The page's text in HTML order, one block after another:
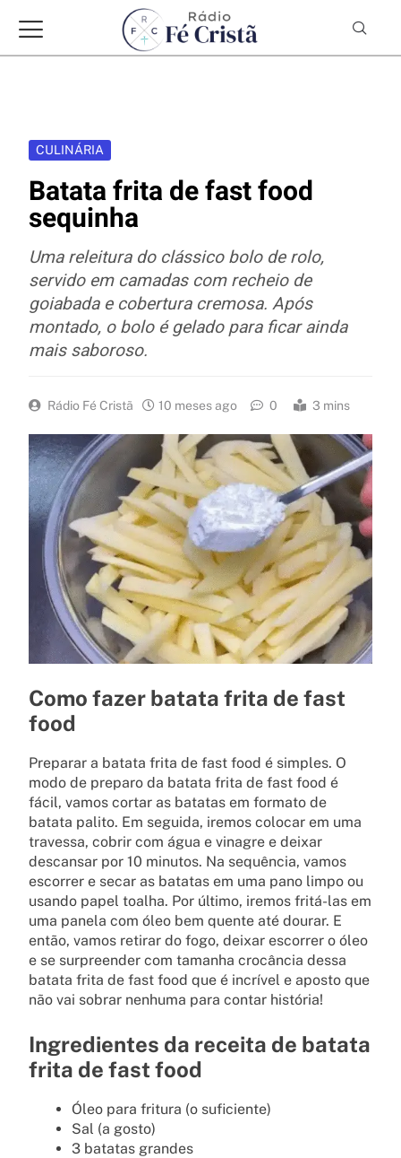
CULINÁRIA
Batata frita de fast food
sequinha
Uma releitura do clássico bolo de rolo,
servido em camadas com recheio de
goiabada e cobertura cremosa. Após
montado, o bolo é gelado para ficar ainda
mais saboroso.
Rádio Fé Cristã 10 meses ago 0 3 mins
Como fazer batata frita de fast
food
Preparar a batata frita de fast food é simples. O
modo de preparo da batata frita de fast food é
fácil, vamos cortar as batatas em formato de
batata palito. Em seguida, iremos colocar em uma
travessa, cobrir com água e vinagre e deixar
descansar por 10 minutos. Na sequência, vamos
escorrer e secar as batatas em uma pano limpo ou
usando papel toalha. Por último, iremos fritá-las em
uma panela com óleo bem quente até dourar. E
então, vamos retirar do fogo, deixar escorrer o óleo
e se surpreender com tamanha crocância dessa
batata frita de fast food que é incrível e aposto que
não vai sobrar nenhuma para contar história!
Ingredientes da receita de batata
frita de fast food
Óleo para fritura (o suficiente)
Sal (a gosto)
3 batatas grandes